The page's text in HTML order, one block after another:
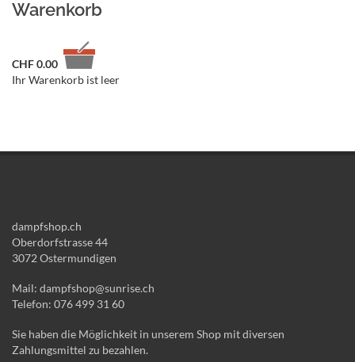
Warenkorb
CHF0.00
Ihr Warenkorb ist leer
dampfshop.ch
Oberdorfstrasse 44
3072 Ostermundigen
Mail: dampfshop@sunrise.ch
Telefon: 076 499 31 60
Sie haben die Möglichkeit in unserem Shop mit diversen
Zahlungsmittel zu bezahlen.